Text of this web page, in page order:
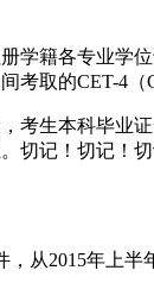
学籍各专业学
取的CET-4（
，考生本科毕
切记！切记！切
，从2015年上